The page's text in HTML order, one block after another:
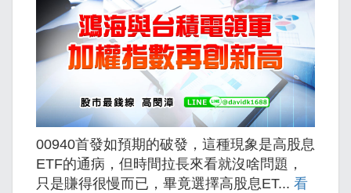
00940首發如預期的破發，這種現象是高股息
ETF的通病，但時間拉長來看就沒啥問題，
只是賺得很慢而已，畢竟選擇高股息ET... 看